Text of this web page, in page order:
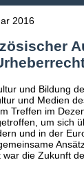
2016
und Bildung
und Medien
Treffen im
um sich
und in der
die Zukunft